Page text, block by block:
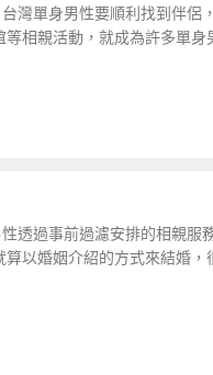
灣單身男性要順利找到伴侶
相親活動，就成為許多單身
透過事前過濾安排的相親服
以婚姻介紹的方式來結婚，